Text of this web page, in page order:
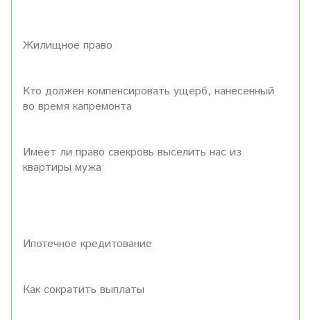
Жилищное право
Кто должен компенсировать ущерб, нанесенный
во время капремонта
Имеет ли право свекровь выселить нас из
квартиры мужа
Ипотечное кредитование
Как сократить выплаты